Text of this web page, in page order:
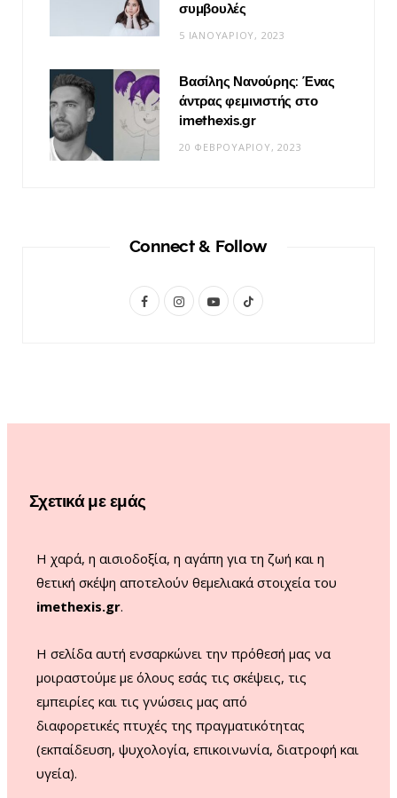
συμβουλές
5 ΙΑΝΟΥΑΡΊΟΥ, 2023
Βασίλης Νανούρης: Ένας
άντρας φεμινιστής στο
imethexis.gr
20 ΦΕΒΡΟΥΑΡΊΟΥ, 2023
Connect & Follow
F
b
I
a
Y
u
T
o
Σχετικά με εμάς
Η χαρά, η αισιοδοξία, η αγάπη για τη ζωή και η
θετική σκέψη αποτελούν θεμελιακά στοιχεία του
imethexis.gr.
H σελίδα αυτή ενσαρκώνει την πρόθεσή μας να
μοιραστούμε με όλους εσάς τις σκέψεις, τις
εμπειρίες και τις γνώσεις μας από
διαφορετικές πτυχές της πραγματικότητας
(εκπαίδευση, ψυχολογία, επικοινωνία, διατροφή και
υγεία).